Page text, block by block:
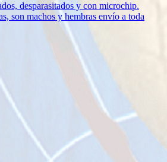
desparasitados y con microchip.
son machos y hembras envío a toda